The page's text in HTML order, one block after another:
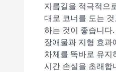
지름길을 적극적으
대로 코너를 도는
하는 것이 좋습니다.
장애물과 지형 효
차체를 똑바로 유
시간 손실을 초래합